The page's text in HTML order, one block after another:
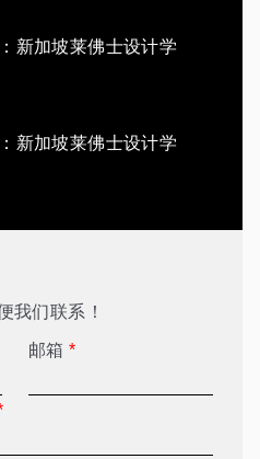
新加坡莱佛士设计学
新加坡莱佛士设计学
我们联系！
邮箱*